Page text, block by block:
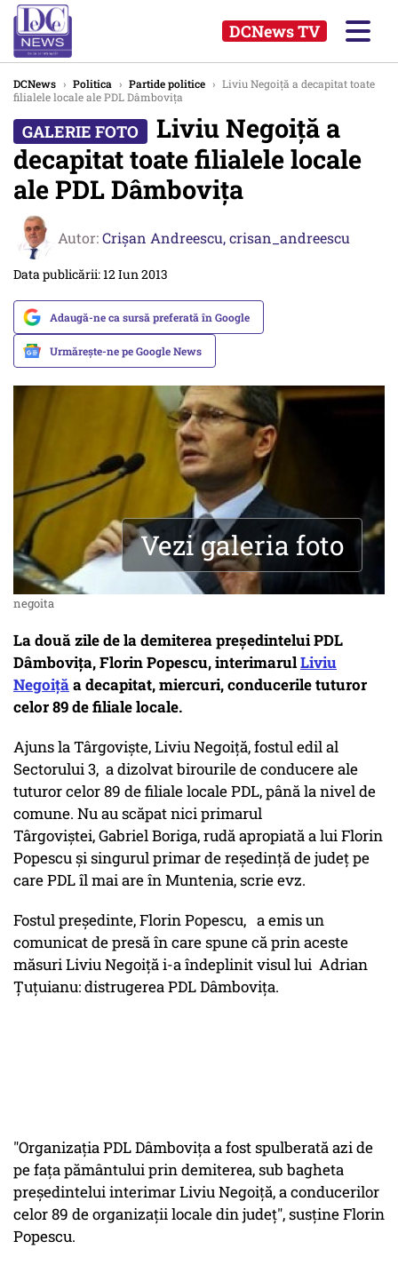
DCNews TV
DCNews › Politica › Partide politice › Liviu Negoiță a decapitat toate
filialele locale ale PDL Dâmbovița
Liviu Negoiță a
decapitat toate filialele locale
ale PDL Dâmbovița
Autor:Crişan Andreescu,crisan_andreescu
Data publicării: 12 Iun 2013
Adaugă-ne ca sursă preferată în Google
Urmărește-ne pe Google News
Vezi galeria foto
negoita
La două zile de la demiterea președintelui PDL
Dâmbovița, Florin Popescu, interimarulLiviu
Negoițăa decapitat, miercuri, conducerile tuturor
celor 89 de filiale locale.
Ajuns la Târgoviște, Liviu Negoiță, fostul edil al
Sectorului 3, a dizolvat birourile de conducere ale
tuturor celor 89 de filiale locale PDL, până la nivel de
comune. Nu au scăpat nici primarul
Târgoviștei, Gabriel Boriga, rudă apropiată a lui Florin
Popescu și singurul primar de reședință de județ pe
care PDL îl mai are în Muntenia, scrie evz.
Fostul președinte, Florin Popescu, a emis un
comunicat de presă în care spune că prin aceste
măsuri Liviu Negoiță i-a îndeplinit visul lui Adrian
Țuțuianu: distrugerea PDL Dâmbovița.
"Organizaţia PDL Dâmboviţa a fost spulberată azi de
pe faţa pământului prin demiterea, sub bagheta
preşedintelui interimar Liviu Negoiţă, a conducerilor
celor 89 de organizaţii locale din judeţ", susține Florin
Popescu.